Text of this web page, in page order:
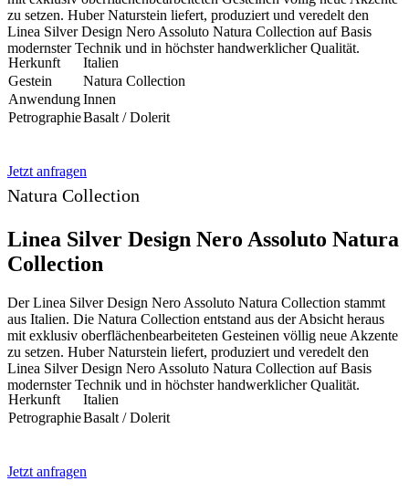
zu setzen. Huber Naturstein liefert, produziert und veredelt den
Linea Silver Design Nero Assoluto Natura Collection auf Basis
modernster Technik und in höchster handwerklicher Qualität.
Herkunft
Italien
Gestein
Natura Collection
AnwendungInnen
PetrographieBasalt / Dolerit
Jetzt anfragen
Natura Collection
Linea Silver Design Nero Assoluto Natura
Collection
Der Linea Silver Design Nero Assoluto Natura Collection stammt
aus Italien. Die Natura Collection entstand aus der Absicht heraus
mit exklusiv oberflächenbearbeiteten Gesteinen völlig neue Akzente
zu setzen. Huber Naturstein liefert, produziert und veredelt den
Linea Silver Design Nero Assoluto Natura Collection auf Basis
modernster Technik und in höchster handwerklicher Qualität.
Herkunft
Italien
PetrographieBasalt / Dolerit
Jetzt anfragen